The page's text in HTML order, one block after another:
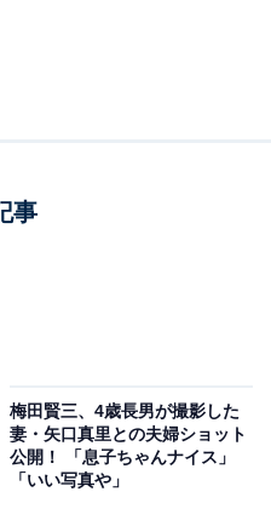
事
梅田賢三、4歳長男が撮影した
妻・矢口真里との夫婦ショット
公開！ 「息子ちゃんナイス」
「いい写真や」